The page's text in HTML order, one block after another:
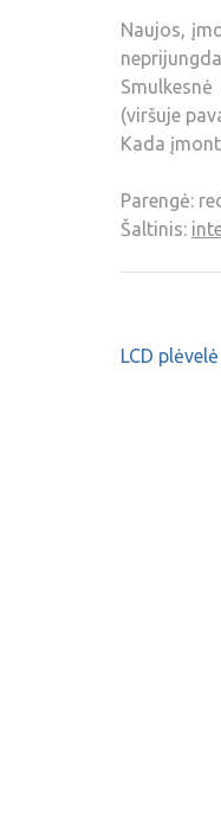
Naujos,
(viršuje
Kada
Parengė:
Šaltinis:
LCD